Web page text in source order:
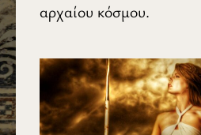
αρχαίου κόσμου.